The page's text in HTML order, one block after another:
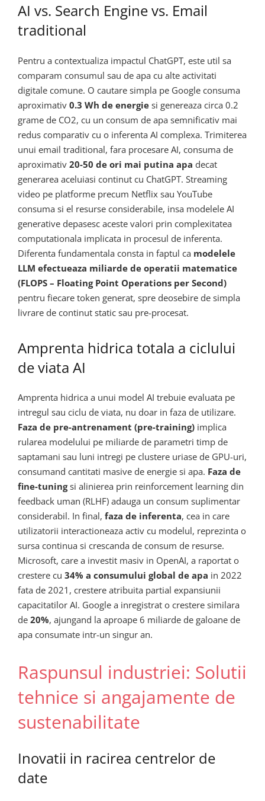
AI vs. Search Engine vs. Email
traditional
Pentru a contextualiza impactul ChatGPT, este util sa
comparam consumul sau de apa cu alte activitati
digitale comune. O cautare simpla pe Google consuma
aproximativ 0.3 Wh de energie si genereaza circa 0.2
grame de CO2, cu un consum de apa semnificativ mai
redus comparativ cu o inferenta AI complexa. Trimiterea
unui email traditional, fara procesare AI, consuma de
aproximativ 20-50 de ori mai putina apa decat
generarea aceluiasi continut cu ChatGPT. Streaming
video pe platforme precum Netflix sau YouTube
consuma si el resurse considerabile, insa modelele AI
generative depasesc aceste valori prin complexitatea
computationala implicata in procesul de inferenta.
Diferenta fundamentala consta in faptul ca modelele
LLM efectueaza miliarde de operatii matematice
(FLOPS – Floating Point Operations per Second)
pentru fiecare token generat, spre deosebire de simpla
livrare de continut static sau pre-procesat.
Amprenta hidrica totala a ciclului
de viata AI
Amprenta hidrica a unui model AI trebuie evaluata pe
intregul sau ciclu de viata, nu doar in faza de utilizare.
Faza de pre-antrenament (pre-training) implica
rularea modelului pe miliarde de parametri timp de
saptamani sau luni intregi pe clustere uriase de GPU-uri,
consumand cantitati masive de energie si apa. Faza de
fine-tuningsi alinierea prin reinforcement learning din
feedback uman (RLHF) adauga un consum suplimentar
considerabil. In final, faza de inferenta, cea in care
utilizatorii interactioneaza activ cu modelul, reprezinta o
sursa continua si crescanda de consum de resurse.
Microsoft, care a investit masiv in OpenAI, a raportat o
crestere cu 34% a consumului global de apa in 2022
fata de 2021, crestere atribuita partial expansiunii
capacitatilor AI. Google a inregistrat o crestere similara
de 20%, ajungand la aproape 6 miliarde de galoane de
apa consumate intr-un singur an.
Raspunsul industriei: Solutii
tehnice si angajamente de
sustenabilitate
Inovatii in racirea centrelor de
date